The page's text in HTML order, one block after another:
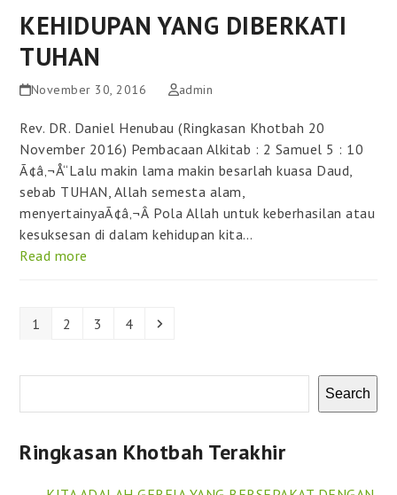
KEHIDUPAN YANG DIBERKATI
TUHAN
November 30, 2016 admin
Rev. DR. Daniel Henubau (Ringkasan Khotbah 20
November 2016) Pembacaan Alkitab : 2 Samuel 5 : 10
Ã¢â‚¬Å“Lalu makin lama makin besarlah kuasa Daud,
sebab TUHAN, Allah semesta alam,
menyertainyaÃ¢â‚¬Â Pola Allah untuk keberhasilan atau
kesuksesan di dalam kehidupan kita…
Read more
Page
1 Page
2 Page
3 Page
4 Next
Search
Ringkasan Khotbah Terakhir